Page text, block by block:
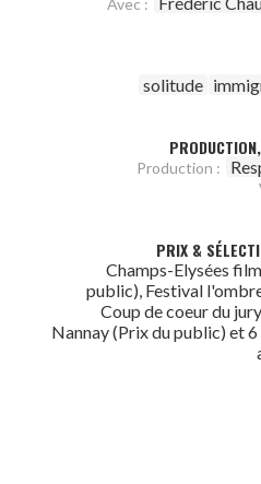
Avec :
solitude
Production :
PRIX &
Champs-Elysées
public), Festival
Coup de coeur du
Nannay (Prix du public) et